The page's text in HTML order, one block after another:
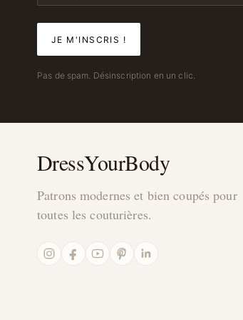
Pas de spam. Désinscription en un clic.
DressYourBody
Patrons modernes et bien coupés pour
toutes les couturières.
InstagramFacebookYouTubePinterestLinkedIn